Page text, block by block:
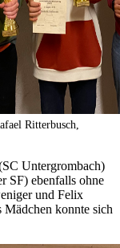
Ritterbusch,
Untergrombach)
SF) ebenfalls ohne
und Felix
konnte sich